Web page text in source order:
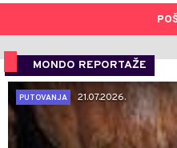
MONDO REPORTAŽE
PUTOVANJA
21.07.2026.